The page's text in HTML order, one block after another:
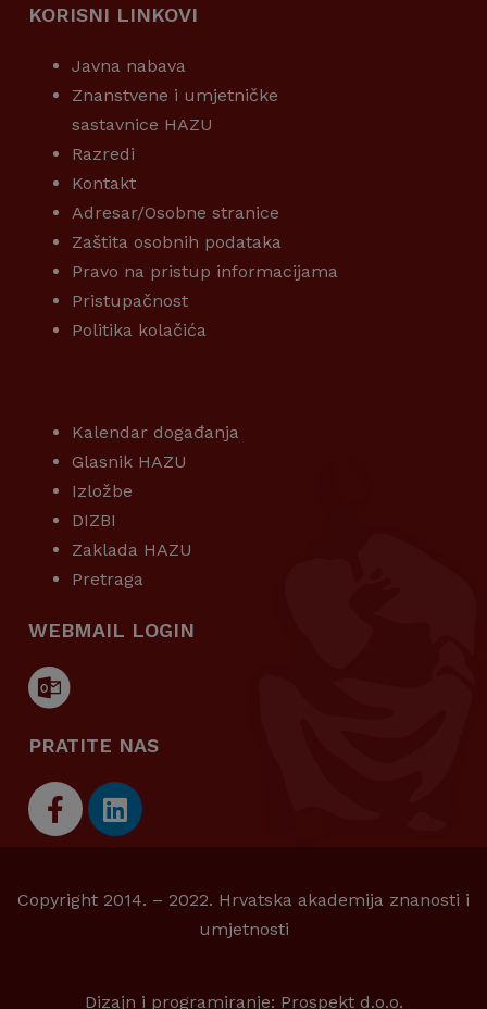
KORISNI LINKOVI
Javna nabava
Znanstvene i umjetničke
sastavnice HAZU
Razredi
Kontakt
Adresar/Osobne stranice
Zaštita osobnih podataka
Pravo na pristup informacijama
Pristupačnost
Politika kolačića
Kalendar događanja
Glasnik HAZU
Izložbe
DIZBI
Zaklada HAZU
Pretraga
WEBMAIL LOGIN
PRATITE NAS
Copyright 2014. – 2022. Hrvatska akademija znanosti i
umjetnosti
Dizajn i programiranje: Prospekt d.o.o.